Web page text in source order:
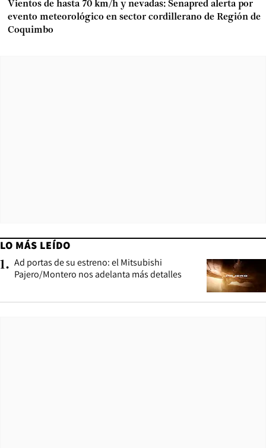
Vientos de hasta 70 km/h y nevadas: Senapred alerta por
evento meteorológico en sector cordillerano de Región de
Coquimbo
LO MÁS LEÍDO
1. Ad portas de su estreno: el Mitsubishi
Pajero/Montero nos adelanta más detalles